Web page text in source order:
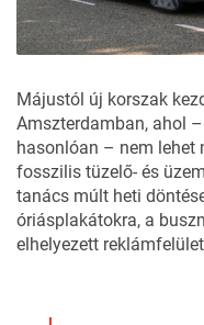
Májustól új korszak
Amszterdamban, ahol
hasonlóan – nem lehet
fosszilis tüzelő- és
tanács múlt heti
óriásplakátokra, a
elhelyezett